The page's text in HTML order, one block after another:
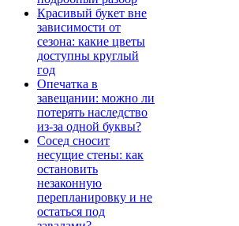
Красивый букет вне
зависимости от
сезона: какие цветы
доступны круглый
год
Опечатка в
завещании: можно ли
потерять наследство
из-за одной буквы?
Сосед сносит
несущие стены: как
остановить
незаконную
перепланировку и не
остаться под